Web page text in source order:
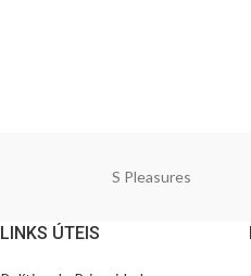
S Pleasures
LINKS ÚTEIS